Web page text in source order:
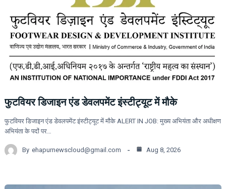
फुटवियर डिजाइन एंड डेवलपमेंट इंस्टीट्यूट में मौके
फुटवियर डिजाइन एंड डेवलपमेंट इंस्टीट्यूट में मौके ALERT IN JOB: मुख्य अभियंता और अधीक्षण
अभियंता के पदों पर…
By ehapurnewscloud@gmail.com Aug 8, 2026